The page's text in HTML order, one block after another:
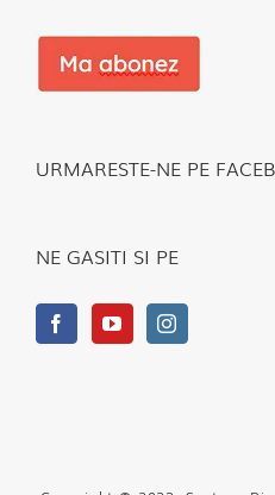
URMARESTE-NE PE
NE GASITI SI PE